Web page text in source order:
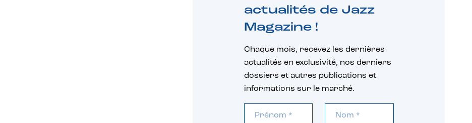
actualités de Jazz
Magazine !
Chaque mois, recevez les dernières
actualités en exclusivité, nos derniers
dossiers et autres publications et
informations sur le marché.